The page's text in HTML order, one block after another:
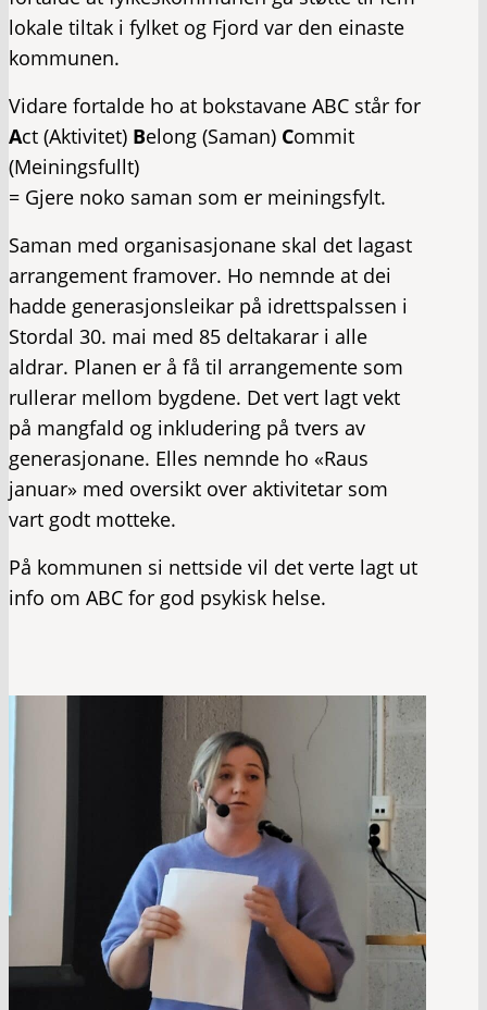
lokale tiltak i fylket og Fjord var den einaste
kommunen.
Vidare fortalde ho at bokstavane ABC står for
Act (Aktivitet) Belong (Saman) Commit
(Meiningsfullt)
= Gjere noko saman som er meiningsfylt.
Saman med organisasjonane skal det lagast
arrangement framover. Ho nemnde at dei
hadde generasjonsleikar på idrettspalssen i
Stordal 30. mai med 85 deltakarar i alle
aldrar. Planen er å få til arrangemente som
rullerar mellom bygdene. Det vert lagt vekt
på mangfald og inkludering på tvers av
generasjonane. Elles nemnde ho «Raus
januar» med oversikt over aktivitetar som
vart godt motteke.
På kommunen si nettside vil det verte lagt ut
info om ABC for god psykisk helse.